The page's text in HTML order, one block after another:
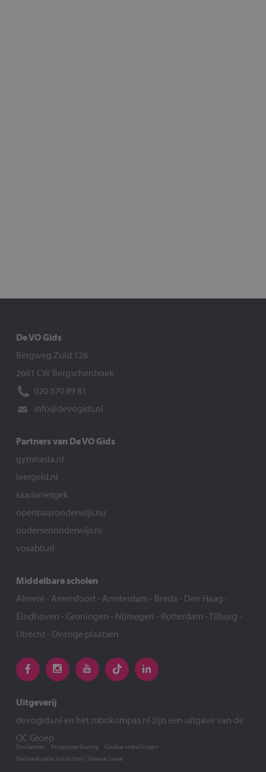
De VO Gids
Bergweg Zuid 126
2661 CW Bergschenhoek
020 570 89 81
info@devogids.nl
Partners van De VO Gids
gymnasia.nl
leergeld.nl
saarisnietgek
openbaaronderwijs.nu
oudersenonderwijs.nl
vosabb.nl
Middelbare scholen
Almere - Amersfoort- Amsterdam - Breda - Den Haag -
Eindhoven - Groningen - Nijmegen - Rotterdam -Tilburg -
Utrecht- Overige plaatsen
Uitgeverij
devogids.nl en het mbokompas.nl zijn een uitgave van de
OC Groep
Webrealisatie Julius Smit | Maeve Levie
Disclaimer Privacyverklaring Cookie-instellingen